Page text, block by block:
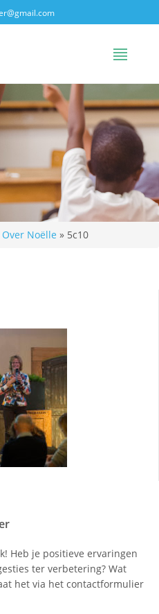
Over Noëlle » 5c10
Heb je positieve ervaringen
ter verbetering? Wat
het via het contactformulier